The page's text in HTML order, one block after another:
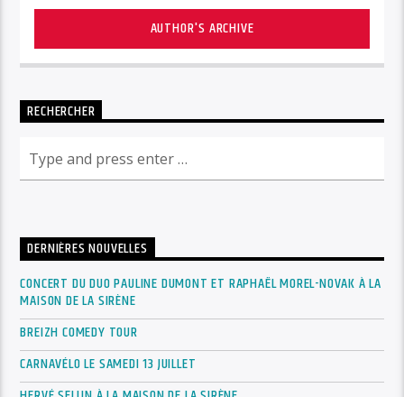
AUTHOR'S ARCHIVE
RECHERCHER
DERNIÈRES NOUVELLES
CONCERT DU DUO PAULINE DUMONT ET RAPHAËL MOREL-NOVAK À LA
MAISON DE LA SIRÈNE
BREIZH COMEDY TOUR
CARNAVÉLO LE SAMEDI 13 JUILLET